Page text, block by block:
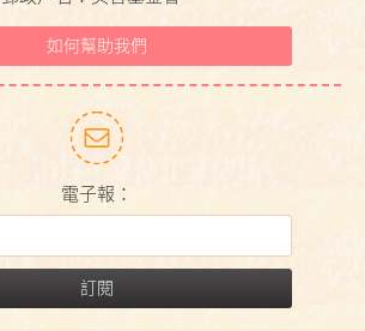
如何幫助我們
電子報：
訂閱